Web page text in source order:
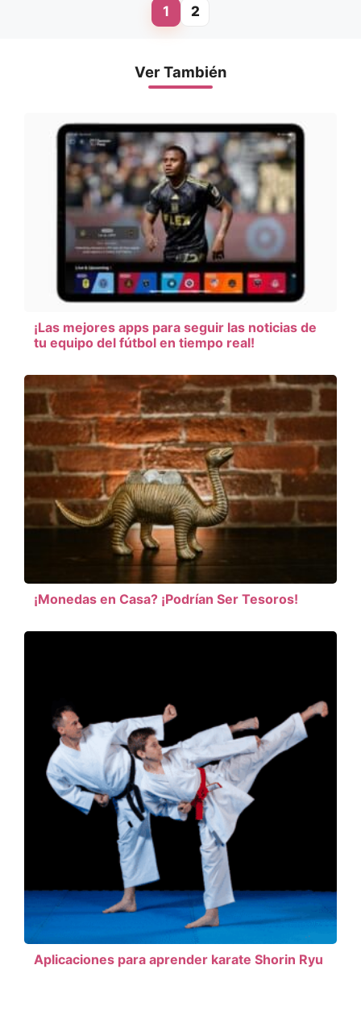
Page
1 Page
2
Ver También
¡Las mejores apps para seguir las noticias de
tu equipo del fútbol en tiempo real!
¡Monedas en Casa? ¡Podrían Ser Tesoros!
Aplicaciones para aprender karate Shorin Ryu